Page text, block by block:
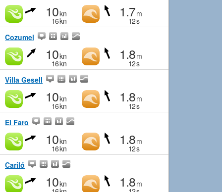
10kn
16kn
1.7m
12s
Cozumel
10kn
16kn
1.8m
12s
Villa Gesell
10kn
16kn
1.8m
12s
El Faro
10kn
16kn
1.8m
12s
Cariló
10kn 1.8m